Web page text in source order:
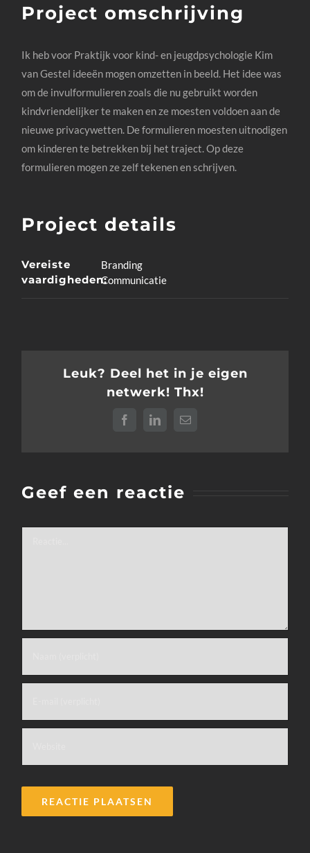
Project omschrijving
Ik heb voor Praktijk voor kind- en jeugdpsychologie Kim
van Gestel ideeën mogen omzetten in beeld. Het idee was
om de invulformulieren zoals die nu gebruikt worden
kindvriendelijker te maken en ze moesten voldoen aan de
nieuwe privacywetten. De formulieren moesten uitnodigen
om kinderen te betrekken bij het traject. Op deze
formulieren mogen ze zelf tekenen en schrijven.
Project details
Vereiste
vaardigheden:
Branding
Communicatie
Leuk? Deel het in je eigen
netwerk! Thx!
FacebookLinkedIn
E-
Geef een reactie